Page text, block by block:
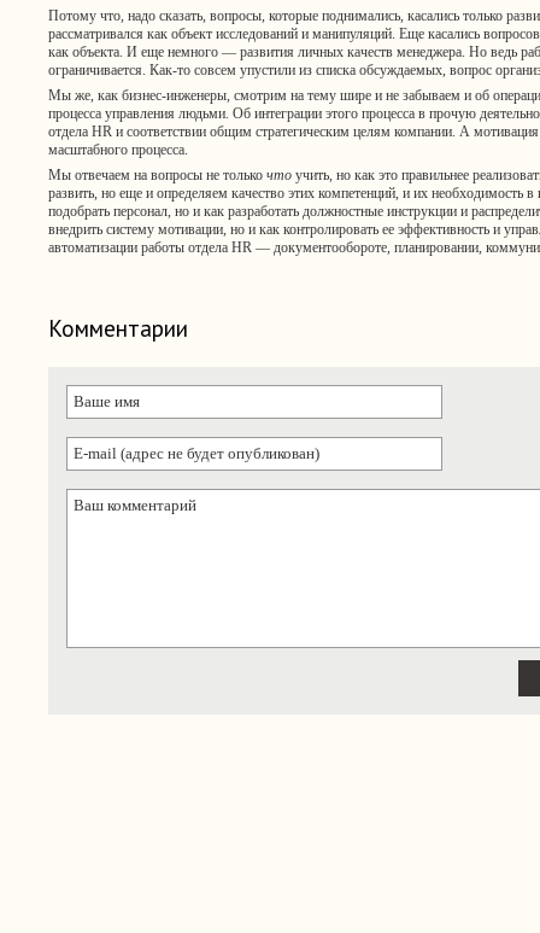
Потому что, надо сказать, вопросы, которые поднимались, касались только
рассматривался как объект исследований и манипуляций. Еще касались
как объекта. И еще немного — развития личных качеств менеджера. Но ведь
ограничивается. Как-то совсем упустили из списка обсуждаемых, вопрос
Мы же, как бизнес-инженеры, смотрим на тему шире и не забываем и об
процесса управления людьми. Об интеграции этого процесса в прочую
отдела HR и соответствии общим стратегическим целям компании. А
масштабного процесса.
Мы отвечаем на вопросы не толькочто учить, но как это правильнее
развить, но еще и определяем качество этих компетенций, и их необходимость
подобрать персонал, но и как разработать должностные инструкции и
внедрить систему мотивации, но и как контролировать ее эффективность и
автоматизации работы отдела HR — документообороте, планировании,
Комментарии